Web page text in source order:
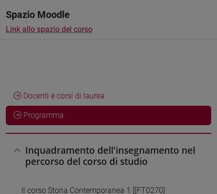
Spazio Moodle
Link allo spazio del corso
Docenti e corsi di laurea
Programma
Inquadramento dell'insegnamento nel
percorso del corso di studio
Il corso Storia Contemporanea 1 [[FT0270]